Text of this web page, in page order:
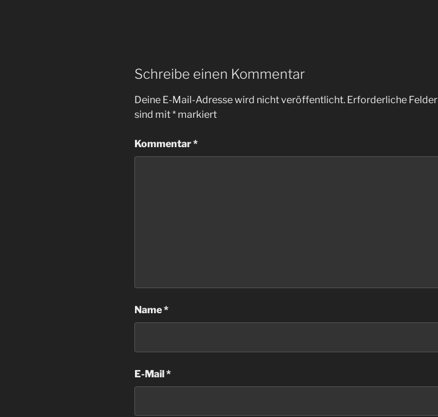
Schreibe einen Kommentar
Deine E-Mail-Adresse wird nicht veröffentlicht. Erforderliche Felder
sind mit* markiert
Kommentar*
Name*
E-Mail*